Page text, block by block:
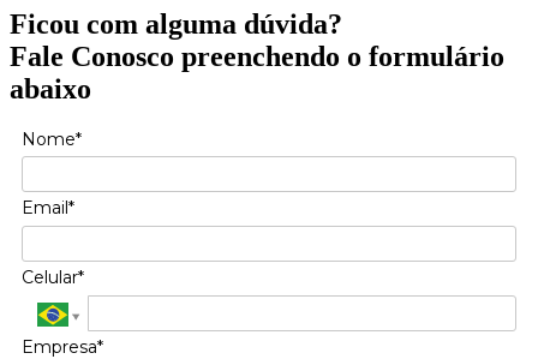
Ficou com alguma dúvida?
Fale Conosco preenchendo o formulário
abaixo
Nome*
Email*
Celular*
Empresa*